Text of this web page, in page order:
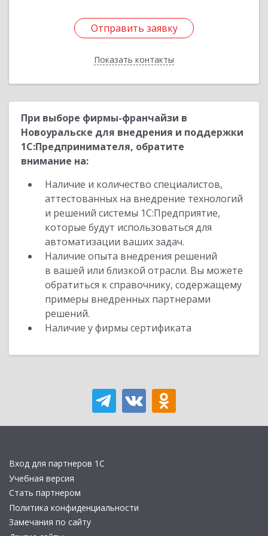
Отправить заявку
Показать контакты
Отправить заявку
Назад
При выборе фирмы-франчайзи в
Новоуральске для внедрения и поддержки
1С:Предпринимателя, обратите
внимание на:
Наличие и количество специалистов,
аттестованных на внедрение технологий
и решений системы 1С:Предприятие,
которые будут использоваться для
автоматизации ваших задач.
Наличие опыта внедрения решений
в вашей или близкой отрасли. Вы можете
обратиться к справочнику, содержащему
примеры внедренных партнерами
решений.
Наличие у фирмы сертификата
Вход для партнеров 1С
Учебная версия
Стать партнером
Политика конфиденциальности
Замечания по сайту